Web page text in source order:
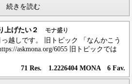
続きを読む
上げたい２ モナ盛り
っ越しです。 旧トピック 「なんかこう
askmona.org/6055 旧トピックでは
71 Res. 1.2226404 MONA 6 Fav.